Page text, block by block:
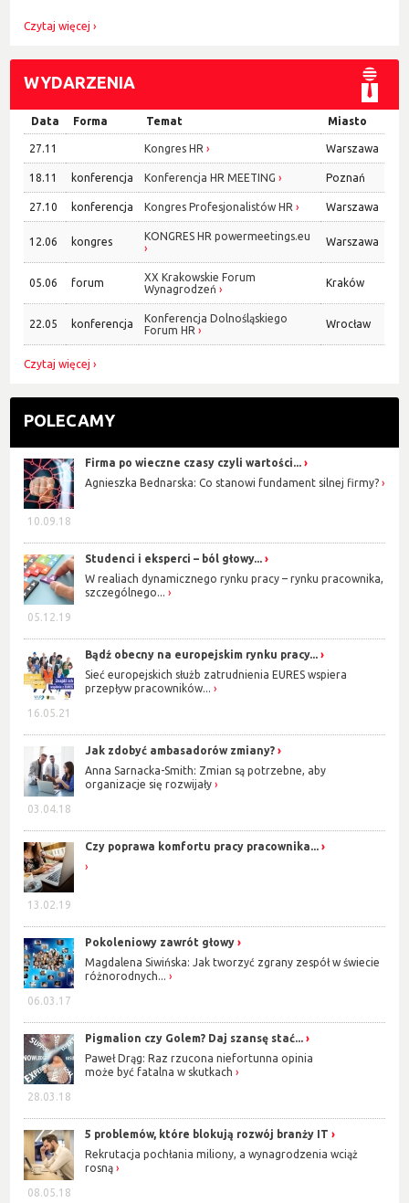
Czytaj więcej
WYDARZENIA
Data Forma Temat Miasto
27.11 Kongres HR Warszawa
18.11 konferencja Konferencja HR MEETING Poznań
27.10 konferencja Kongres Profesjonalistów HR Warszawa
12.06 kongres KONGRES HR powermeetings.eu Warszawa
05.06 forum
XX Krakowskie Forum
Wynagrodzeń
Kraków
22.05 konferencja
Konferencja Dolnośląskiego
Forum HR
Wrocław
Czytaj więcej
POLECAMY
10.09.18
Firma po wieczne czasy czyli wartości...
Agnieszka Bednarska: Co stanowi fundament silnej firmy?
05.12.19
Studenci i eksperci – ból głowy...
W realiach dynamicznego rynku pracy – rynku pracownika,
szczególnego...
16.05.21
Bądź obecny na europejskim rynku pracy...
Sieć europejskich służb zatrudnienia EURES wspiera
przepływ pracowników...
03.04.18
Jak zdobyć ambasadorów zmiany?
Anna Sarnacka-Smith: Zmian są potrzebne, aby
organizacje się rozwijały
13.02.19
Czy poprawa komfortu pracy pracownika...
06.03.17
Pokoleniowy zawrót głowy
Magdalena Siwińska: Jak tworzyć zgrany zespół w świecie
różnorodnych...
28.03.18
Pigmalion czy Golem? Daj szansę stać...
Paweł Drąg: Raz rzucona niefortunna opinia
może być fatalna w skutkach
08.05.18
5 problemów, które blokują rozwój branży IT
Rekrutacja pochłania miliony, a wynagrodzenia wciąż
rosną